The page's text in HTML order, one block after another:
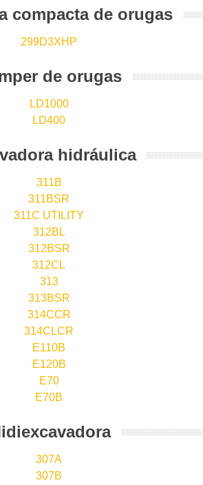
compacta de orugas
299D3XHP
de orugas
LD1000
LD400
hidráulica
311B
311BSR
311C UTILITY
312BL
312BSR
312CL
313
313BSR
314CCR
314CLCR
E110B
E120B
E70
E70B
307A
307B